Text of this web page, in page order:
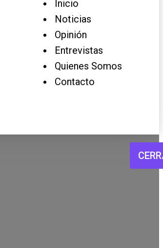
Inicio
Noticias
Opinión
Entrevistas
Quienes Somos
Contacto